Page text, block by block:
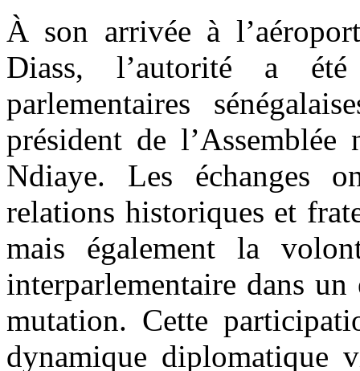
À son arrivée à
Diass, l’autorité a
parlementaires
président de
Ndiaye. Les échanges
relations historiques et
mais également la
interparlementaire dans
mutation. Cette
dynamique diplomatique